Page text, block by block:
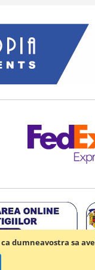
dumneavostra sa